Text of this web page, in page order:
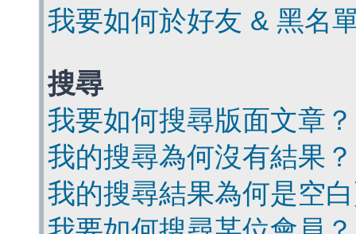
我要如何於好友 & 黑名
搜尋
我要如何搜尋版面文章？
我的搜尋為何沒有結果？
我的搜尋結果為何是空